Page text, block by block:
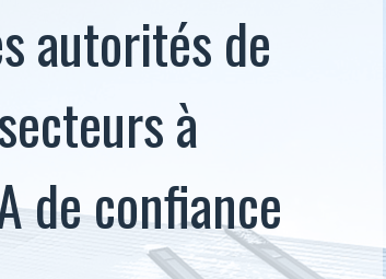
autorités de
à
de confiance